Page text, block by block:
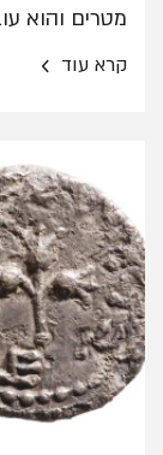
מטרים והוא
קרא עוד ›